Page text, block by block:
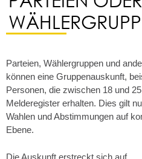
Parteien, Wählergruppen und
können eine Gruppenauskunft,
Personen, die zwischen 18 und
Melderegister erhalten. Dies gilt
Wahlen und Abstimmungen auf
Ebene.
Die Auskunft erstreckt sich auf